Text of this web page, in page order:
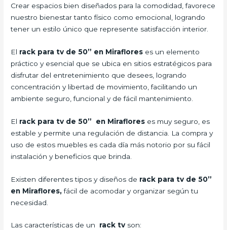
Crear espacios bien diseñados para la comodidad, favorece
nuestro bienestar tanto físico como emocional, logrando
tener un estilo único que represente satisfacción interior.
El rack para tv de 50” en Miraflores es un elemento
práctico y esencial que se ubica en sitios estratégicos para
disfrutar del entretenimiento que desees, logrando
concentración y libertad de movimiento, facilitando un
ambiente seguro, funcional y de fácil mantenimiento.
El rack para tv de 50” en Miraflores es muy seguro, es
estable y permite una regulación de distancia. La compra y
uso de estos muebles es cada día más notorio por su fácil
instalación y beneficios que brinda.
Existen diferentes tipos y diseños de rack para tv de 50”
en Miraflores,fácil de acomodar y organizar según tu
necesidad.
Las características de un rack tv son: